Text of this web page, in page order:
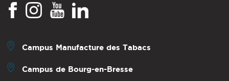
Campus Manufacture des Tabacs
Campus de Bourg-en-Bresse